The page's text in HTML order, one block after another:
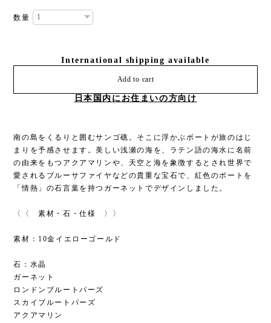
数量
International shipping available
Add to cart
日本国内にお住まいの方向け
南の島をくるりと囲むサンゴ礁。そこに浮かぶボートが旅のはじ
まりを予感させます。美しい浅瀬の海を、ラテン語の海水に名前
の由来をもつアクアマリンや、天空と海を象徴するとされ世界で
愛されるブルーサファイヤなどの貴重な宝石で、紅色のボートを
「情熱」の石言葉を持つガーネットでデザインしました。
〈〈 素材・石・仕様 〉〉
素材：10金イエローゴールド
石：水晶
ガーネット
ロンドンブルートパーズ
スカイブルートパーズ
アクアマリン